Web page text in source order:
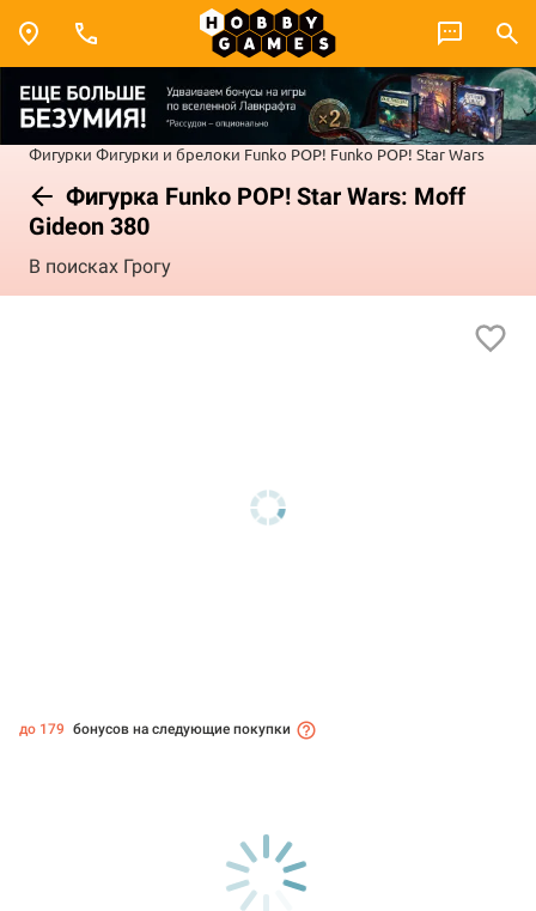
Фигурки Фигурки и брелоки Funko POP! Funko POP! Star Wars
Фигурка Funko POP! Star Wars: Moff
Gideon 380
В поисках Грогу
до 179 бонусов на следующие покупки